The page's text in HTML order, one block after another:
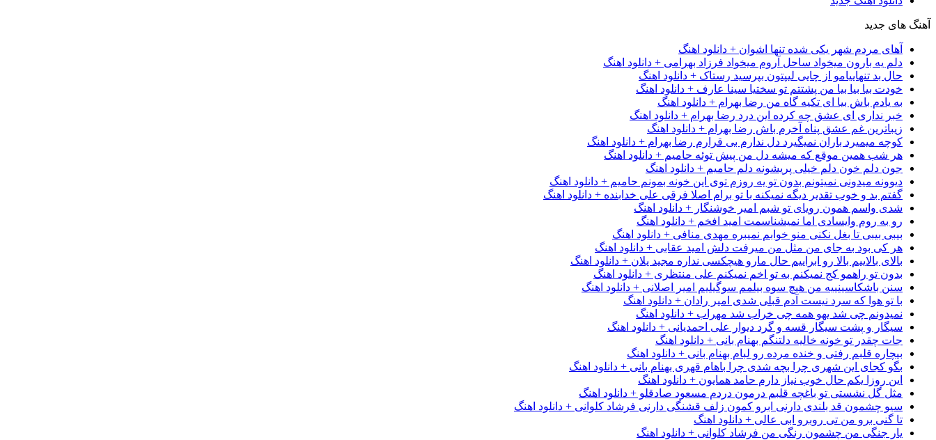
آهنگ های جدید
آهای مردم شهر یکی شده تنها اشوان + دانلود اهنگ
دلم یه بارون میخواد ساحل آروم میخواد فرزاد بهرامی + دانلود اهنگ
حال بد تنهاییامو از چایی لیپتون بپرسید رستاک + دانلود اهنگ
خودت بیا بیا بیا من پشتتم تو سختیا سینا عارف + دانلود اهنگ
به یادم باش بیا ای تکیه گاه من رضا بهرام + دانلود اهنگ
خبر نداری ای عشق چه کرده این درد رضا بهرام + دانلود اهنگ
زیباترین غم عشق پناه آخرم باش رضا بهرام + دانلود اهنگ
کوچه میمیرد باران نمیگیرد دل ندارم بی قرارم رضا بهرام + دانلود اهنگ
هر شب همین موقع که میشه دل من پیش توئه حامیم + دانلود اهنگ
جون دلم خون دلم خیلی پریشونه دلم حامیم + دانلود اهنگ
دیوونه میدونی نمیتونم بدون تو یه روزم توی این خونه بمونم حامیم + دانلود اهنگ
گفتم بد و خوب تقدیر دیگه نمیکنه با تو برام اصلا فرقی علی خدابنده + دانلود اهنگ
شدی واسم همون رویای تو شبم امیر خوشنگار + دانلود اهنگ
رو به روم وایسادی اما نمیشناسمت امید افخم + دانلود اهنگ
بیبی بیبی تا بغل نکنی منو خوابم نمیبره مهدی منافی + دانلود اهنگ
هر کی بود به جای من مثل من میرفت دلش امید عقابی + دانلود اهنگ
بالای بالاییم بالا رو ابراییم حال مارو هیچکسی نداره مجید یلان + دانلود اهنگ
بدون تو راهمو کج نمیکنم به تو اخم نمیکنم علی منتظری + دانلود اهنگ
سنن باشکاسینییه من هیچ سوه بیلمم سوگیلیم امیر اصلانی + دانلود اهنگ
با تو هوا که سرد نیست آدم قبلی شدی امیر رادان + دانلود اهنگ
نمیدونم چی شد یهو همه چی خراب شد مهراب + دانلود اهنگ
سیگار و پشت سیگار قسه و گرد دیوار علی احمدیانی + دانلود اهنگ
جات چقدر تو خونه خالیه دلتنگم بهنام بانی + دانلود اهنگ
بیچاره قلبم رفتی و خنده مرده رو لبام بهنام بانی + دانلود اهنگ
بگو کجای این شهری چرا بچه شدی چرا باهام قهری بهنام بانی + دانلود اهنگ
این روزا یکم حال خوب نیاز دارم حامد همایون + دانلود اهنگ
مثل گل نشستی تو باغچه قلبم درمون دردم مسعود صادقلو + دانلود اهنگ
سیو چشمون قد بلندی دارنی ابرو کمون زلف قشنگی دارنی فرشاد کلوانی + دانلود اهنگ
تا گنی برو من تی روبرو ابی عالی + دانلود اهنگ
یار جنگی من چشمون رنگی من فرشاد کلوانی + دانلود اهنگ